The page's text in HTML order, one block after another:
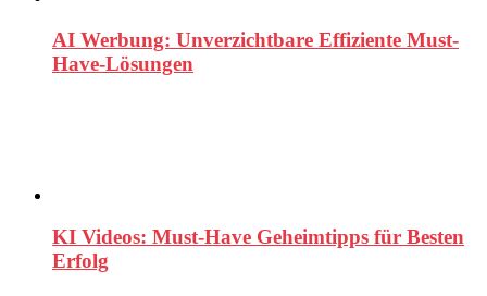
AI Werbung: Unverzichtbare Effiziente Must-
Have-Lösungen
KI Videos: Must-Have Geheimtipps für Besten
Erfolg